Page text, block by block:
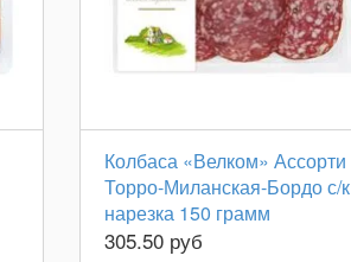
Колбаса «Велком» Ассорти
Торро-Миланская-Бордо с/к
нарезка 150 грамм
305.50 руб